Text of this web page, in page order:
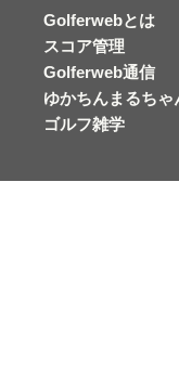
Golferwebとは
スコア管理
Golferweb通信
ゆかちんまるちゃ
ゴルフ雑学